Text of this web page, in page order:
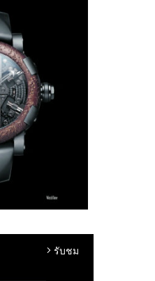
arrow_forward_ios รับชม